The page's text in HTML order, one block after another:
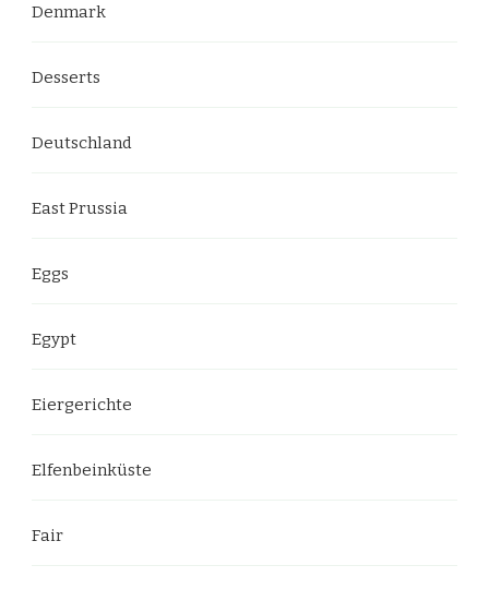
Denmark
Desserts
Deutschland
East Prussia
Eggs
Egypt
Eiergerichte
Elfenbeinküste
Fair